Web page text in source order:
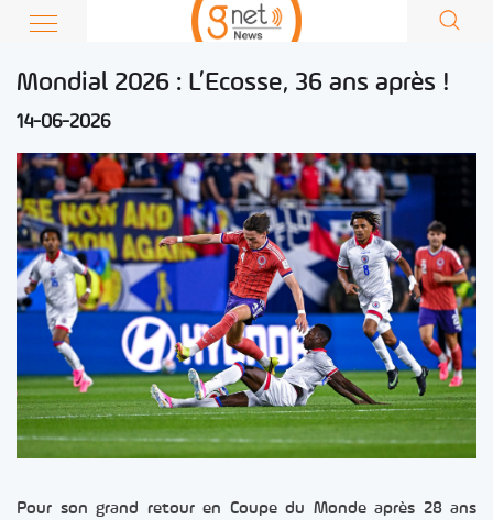
Mondial 2026 : L’Ecosse, 36 ans après !
14-06-2026
Pour son grand retour en Coupe du Monde après 28 ans